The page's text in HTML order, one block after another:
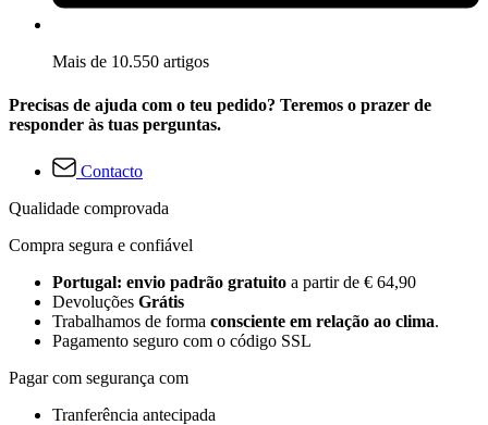
Mais de 10.550 artigos
Precisas de ajuda com o teu pedido? Teremos o prazer de
responder às tuas perguntas.
Contacto
Qualidade comprovada
Compra segura e confiável
Portugal: envio padrão gratuito a partir de € 64,90
Devoluções Grátis
Trabalhamos de forma consciente em relação ao clima.
Pagamento seguro com o código SSL
Pagar com segurança com
Tranferência antecipada